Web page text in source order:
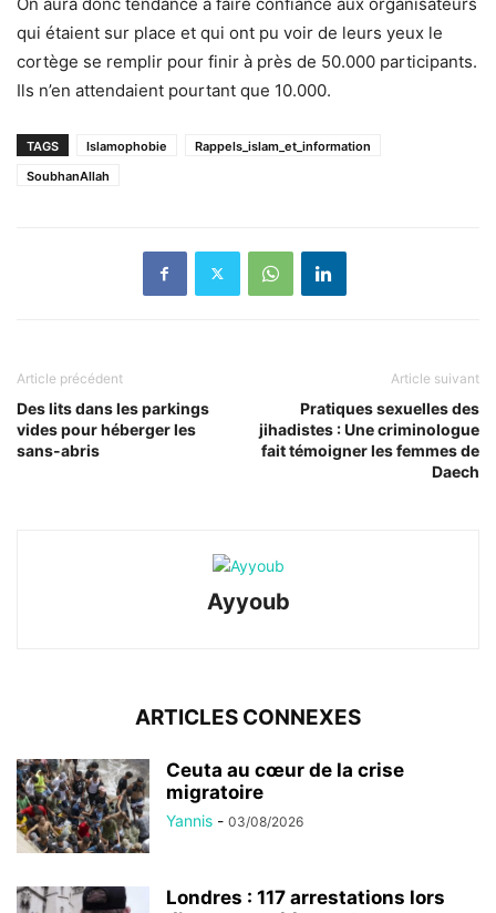
qui étaient sur place et qui ont pu voir de leurs yeux le
cortège se remplir pour finir à près de 50.000 participants.
Ils n’en attendaient pourtant que 10.000.
TAGS Islamophobie
Rappels_islam_et_information
SoubhanAllah
Article précédent
Des lits dans les parkings
vides pour héberger les
sans-abris
Article suivant
Pratiques sexuelles des
jihadistes : Une criminologue
fait témoigner les femmes de
Daech
Ayyoub
ARTICLES CONNEXES
Ceuta au cœur de la crise
migratoire
Yannis - 03/08/2026
Londres : 117 arrestations lors